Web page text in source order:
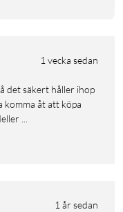
1 vecka sedan
komma åt att köpa
...
1 år sedan